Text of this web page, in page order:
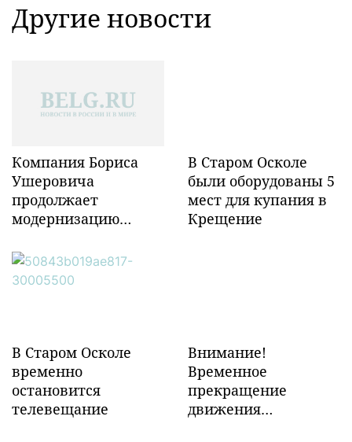
Другие новости
Компания Бориса
Ушеровича
продолжает
модернизацию
инфраструктуры в
Забайкалье
В Старом Осколе
были оборудованы 5
мест для купания в
Крещение
В Старом Осколе
временно
остановится
телевещание
Внимание!
Временное
прекращение
движения